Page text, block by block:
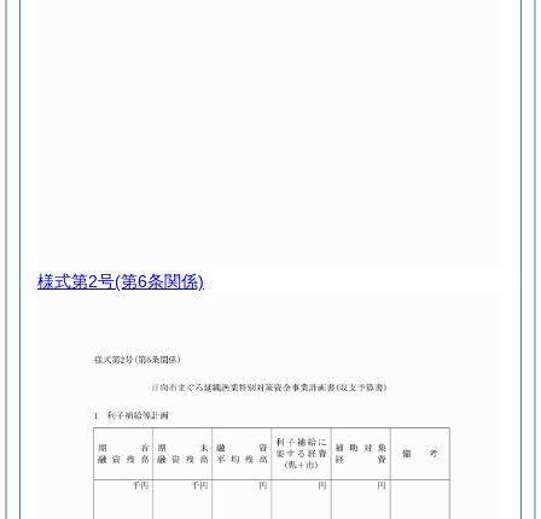
様式第2号(第6条関係)